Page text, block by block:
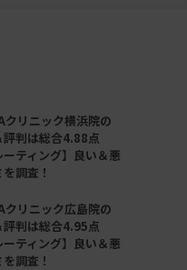
クリニック横浜院の
評判は総合4.88点
ーティング】良い＆悪
調査！
クリニック広島院の
評判は総合4.95点
ーティング】良い＆悪
調査！